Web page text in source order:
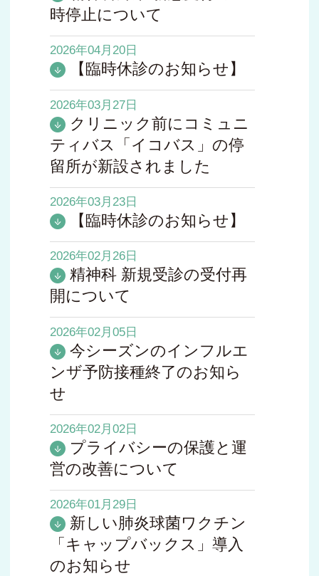
時停止について
2026年04月20日
【臨時休診のお知らせ】
2026年03月27日
クリニック前にコミュニ
ティバス「イコバス」の停
留所が新設されました
2026年03月23日
【臨時休診のお知らせ】
2026年02月26日
精神科 新規受診の受付再
開について
2026年02月05日
今シーズンのインフルエ
ンザ予防接種終了のお知ら
せ
2026年02月02日
プライバシーの保護と運
営の改善について
2026年01月29日
新しい肺炎球菌ワクチン
「キャップバックス」導入
のお知らせ